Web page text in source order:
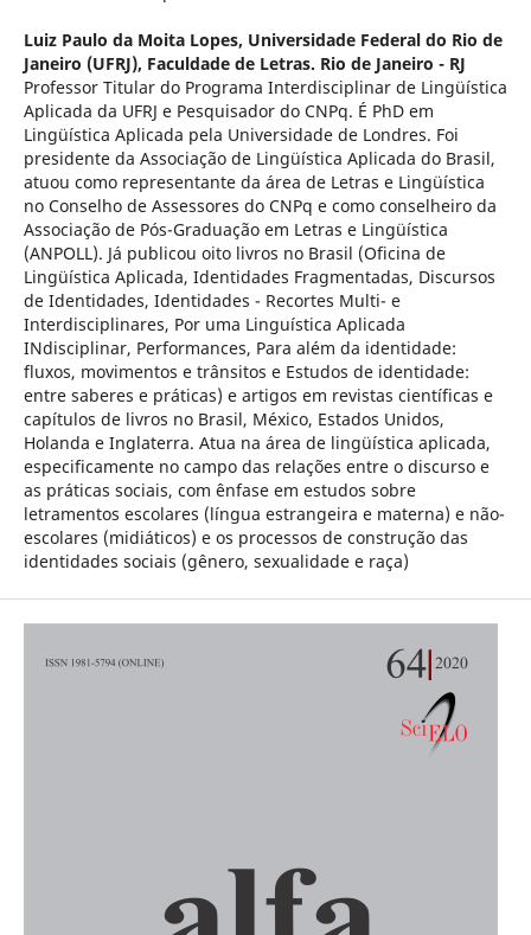
Luiz Paulo da Moita Lopes, Universidade Federal do Rio de
Janeiro (UFRJ), Faculdade de Letras. Rio de Janeiro - RJ
Professor Titular do Programa Interdisciplinar de Lingüística
Aplicada da UFRJ e Pesquisador do CNPq. É PhD em
Lingüística Aplicada pela Universidade de Londres. Foi
presidente da Associação de Lingüística Aplicada do Brasil,
atuou como representante da área de Letras e Lingüística
no Conselho de Assessores do CNPq e como conselheiro da
Associação de Pós-Graduação em Letras e Lingüística
(ANPOLL). Já publicou oito livros no Brasil (Oficina de
Lingüística Aplicada, Identidades Fragmentadas, Discursos
de Identidades, Identidades - Recortes Multi- e
Interdisciplinares, Por uma Linguística Aplicada
INdisciplinar, Performances, Para além da identidade:
fluxos, movimentos e trânsitos e Estudos de identidade:
entre saberes e práticas) e artigos em revistas científicas e
capítulos de livros no Brasil, México, Estados Unidos,
Holanda e Inglaterra. Atua na área de lingüística aplicada,
especificamente no campo das relações entre o discurso e
as práticas sociais, com ênfase em estudos sobre
letramentos escolares (língua estrangeira e materna) e não-
escolares (midiáticos) e os processos de construção das
identidades sociais (gênero, sexualidade e raça)